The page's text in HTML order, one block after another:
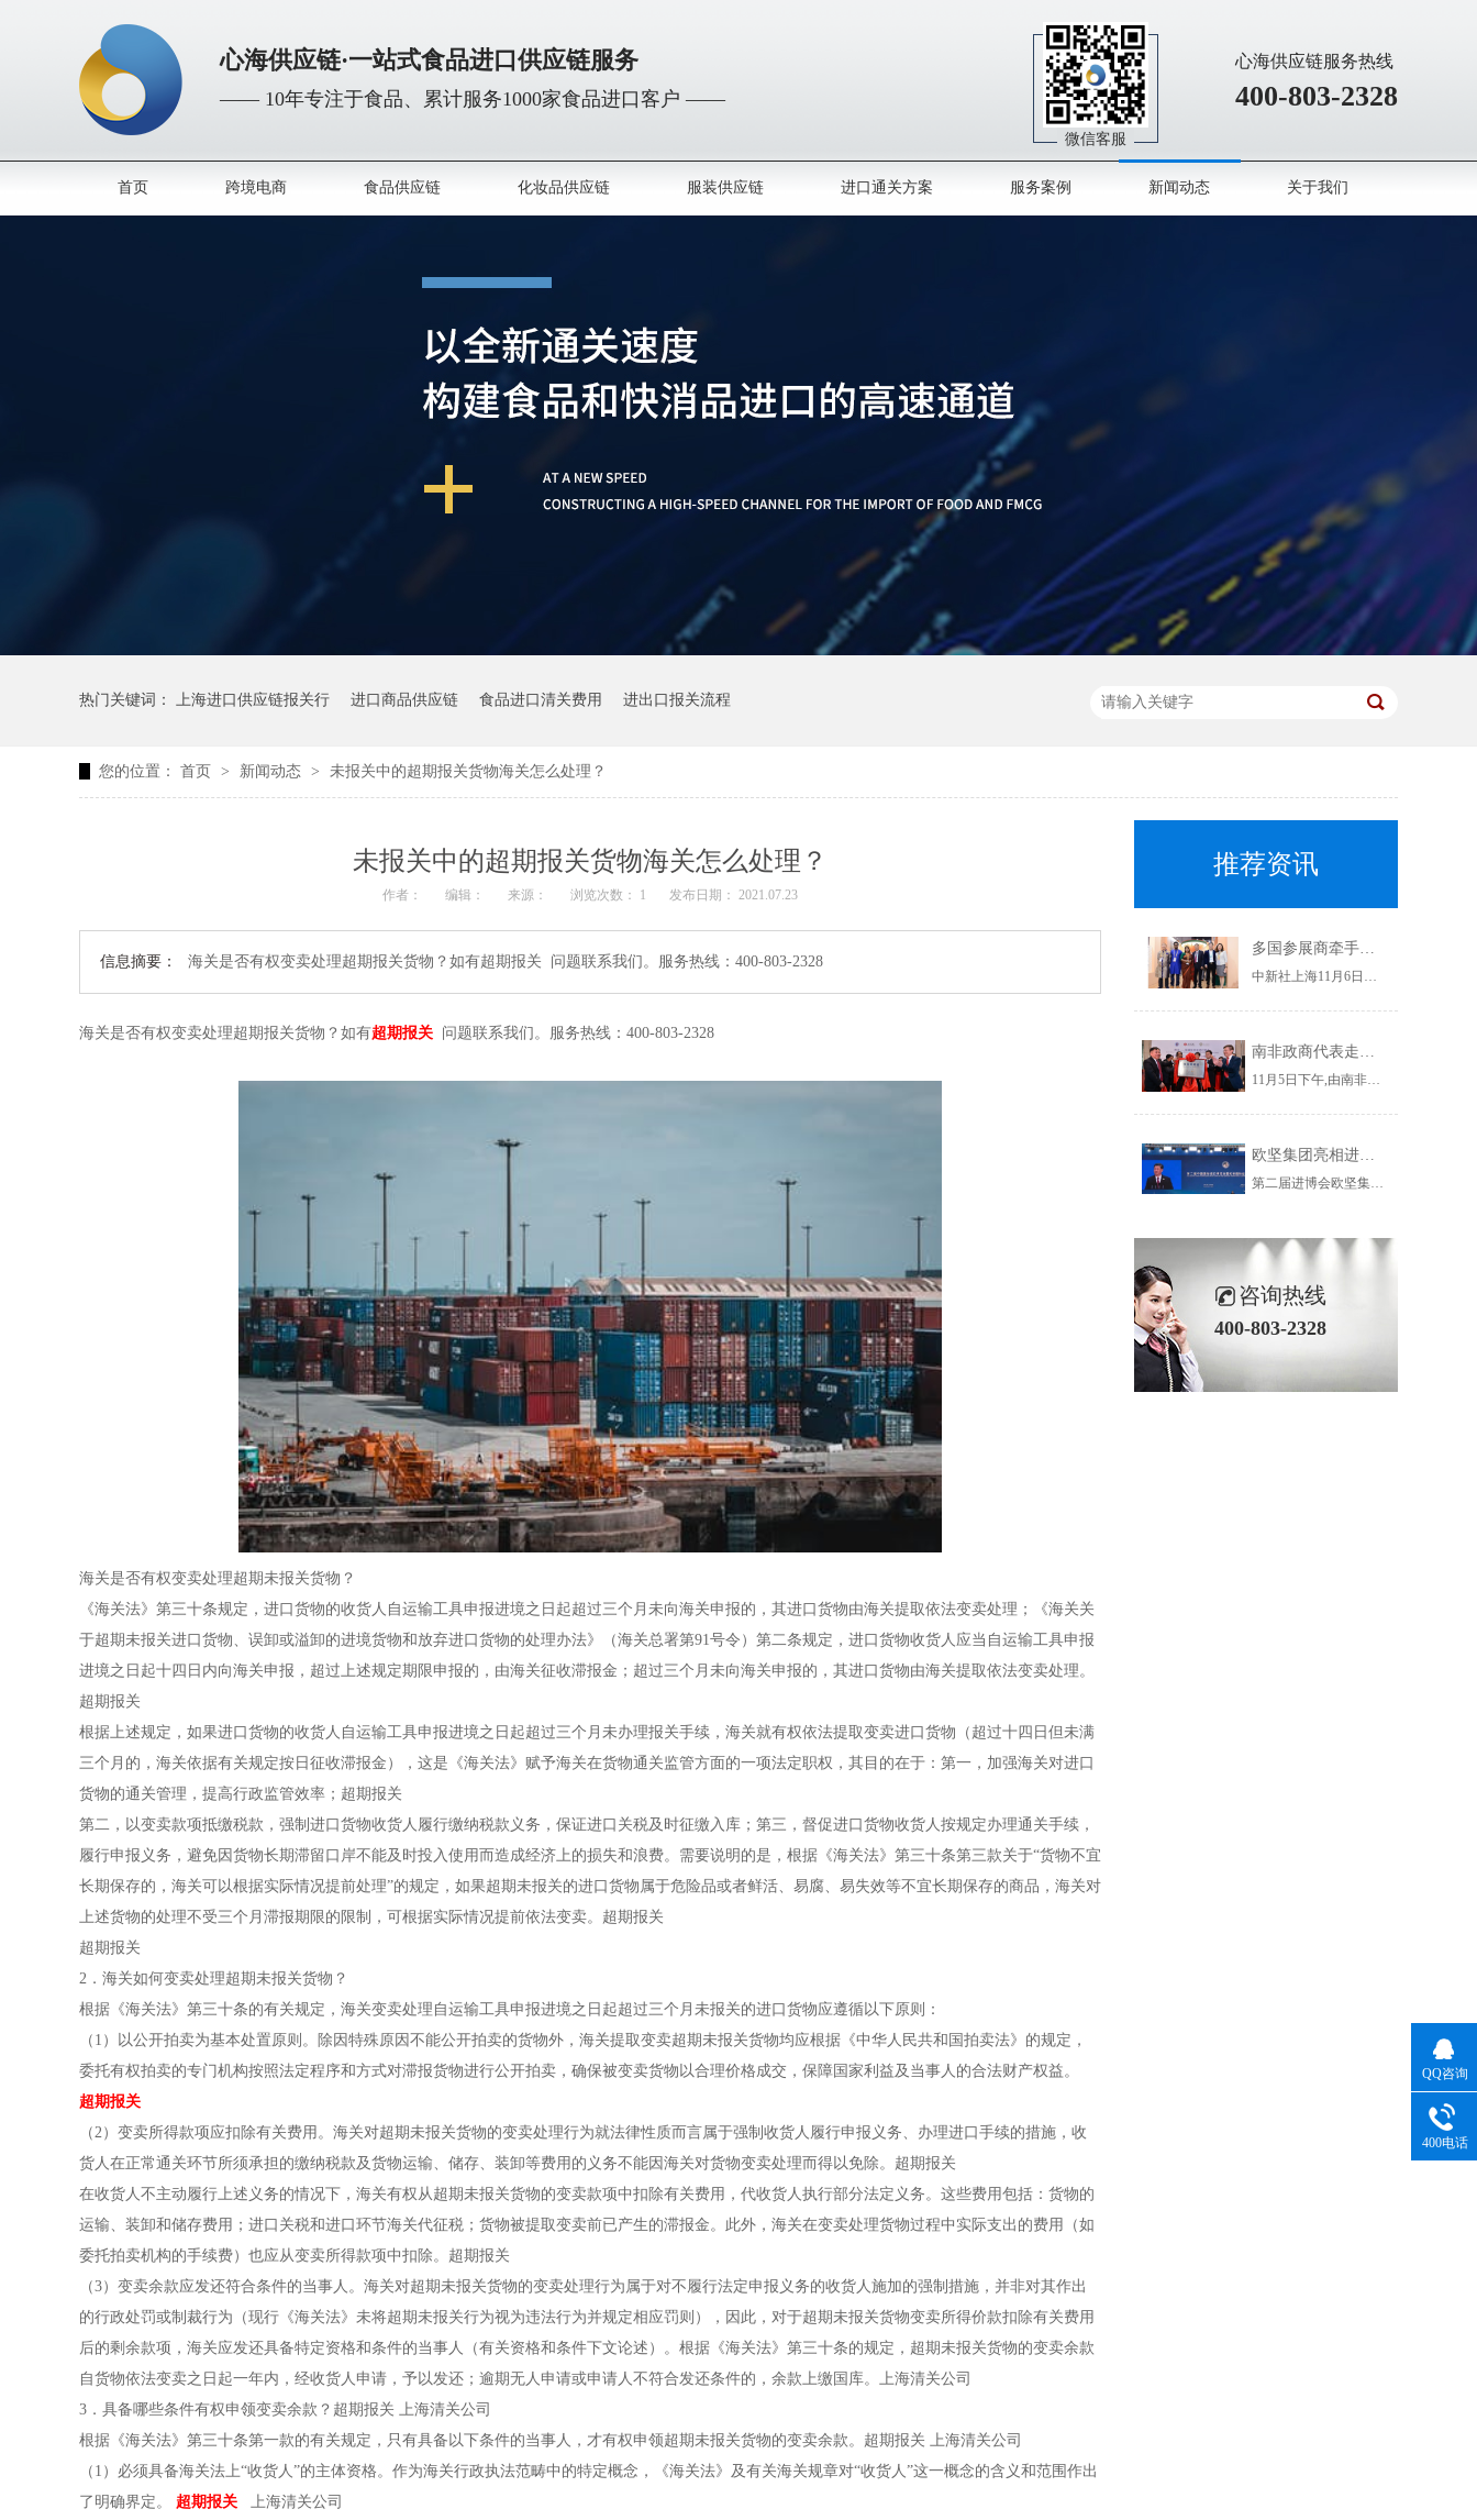
心海供应链·一站式食品进口供应链服务
—— 10年专注于食品、累计服务1000家食品进口客户 ——
微信客服
心海供应链服务热线
400-803-2328
首页 跨境电商 食品供应链 化妆品供应链 服装供应链 进口通关方案 服务案例 新闻动态 关于我们
热门关键词： 上海进口供应链报关行 进口商品供应链 食品进口清关费用 进出口报关流程
您的位置： 首页 > 新闻动态 > 未报关中的超期报关货物海关怎么处理？
未报关中的超期报关货物海关怎么处理？
作者： 编辑： 来源： 浏览次数： 1 发布日期： 2021.07.23
信息摘要： 海关是否有权变卖处理超期报关货物？如有超期报关 问题联系我们。服务热线：400-803-2328
海关是否有权变卖处理超期报关货物？如有超期报关 问题联系我们。服务热线：400-803-2328
海关是否有权变卖处理超期未报关货物？
《海关法》第三十条规定，进口货物的收货人自运输工具申报进境之日起超过三个月未向海关申报的，其进口货物由海关提取依法变卖处理；《海关关
于超期未报关进口货物、误卸或溢卸的进境货物和放弃进口货物的处理办法》（海关总署第91号令）第二条规定，进口货物收货人应当自运输工具申报
进境之日起十四日内向海关申报，超过上述规定期限申报的，由海关征收滞报金；超过三个月未向海关申报的，其进口货物由海关提取依法变卖处理。
超期报关
根据上述规定，如果进口货物的收货人自运输工具申报进境之日起超过三个月未办理报关手续，海关就有权依法提取变卖进口货物（超过十四日但未满
三个月的，海关依据有关规定按日征收滞报金），这是《海关法》赋予海关在货物通关监管方面的一项法定职权，其目的在于：第一，加强海关对进口
货物的通关管理，提高行政监管效率；超期报关
第二，以变卖款项抵缴税款，强制进口货物收货人履行缴纳税款义务，保证进口关税及时征缴入库；第三，督促进口货物收货人按规定办理通关手续，
履行申报义务，避免因货物长期滞留口岸不能及时投入使用而造成经济上的损失和浪费。需要说明的是，根据《海关法》第三十条第三款关于“货物不宜
长期保存的，海关可以根据实际情况提前处理”的规定，如果超期未报关的进口货物属于危险品或者鲜活、易腐、易失效等不宜长期保存的商品，海关对
上述货物的处理不受三个月滞报期限的限制，可根据实际情况提前依法变卖。超期报关
超期报关
2．海关如何变卖处理超期未报关货物？
根据《海关法》第三十条的有关规定，海关变卖处理自运输工具申报进境之日起超过三个月未报关的进口货物应遵循以下原则：
（1）以公开拍卖为基本处置原则。除因特殊原因不能公开拍卖的货物外，海关提取变卖超期未报关货物均应根据《中华人民共和国拍卖法》的规定，
委托有权拍卖的专门机构按照法定程序和方式对滞报货物进行公开拍卖，确保被变卖货物以合理价格成交，保障国家利益及当事人的合法财产权益。
超期报关
（2）变卖所得款项应扣除有关费用。海关对超期未报关货物的变卖处理行为就法律性质而言属于强制收货人履行申报义务、办理进口手续的措施，收
货人在正常通关环节所须承担的缴纳税款及货物运输、储存、装卸等费用的义务不能因海关对货物变卖处理而得以免除。超期报关
在收货人不主动履行上述义务的情况下，海关有权从超期未报关货物的变卖款项中扣除有关费用，代收货人执行部分法定义务。这些费用包括：货物的
运输、装卸和储存费用；进口关税和进口环节海关代征税；货物被提取变卖前已产生的滞报金。此外，海关在变卖处理货物过程中实际支出的费用（如
委托拍卖机构的手续费）也应从变卖所得款项中扣除。超期报关
（3）变卖余款应发还符合条件的当事人。海关对超期未报关货物的变卖处理行为属于对不履行法定申报义务的收货人施加的强制措施，并非对其作出
的行政处罚或制裁行为（现行《海关法》未将超期未报关行为视为违法行为并规定相应罚则），因此，对于超期未报关货物变卖所得价款扣除有关费用
后的剩余款项，海关应发还具备特定资格和条件的当事人（有关资格和条件下文论述）。根据《海关法》第三十条的规定，超期未报关货物的变卖余款
自货物依法变卖之日起一年内，经收货人申请，予以发还；逾期无人申请或申请人不符合发还条件的，余款上缴国库。上海清关公司
3．具备哪些条件有权申领变卖余款？超期报关 上海清关公司
根据《海关法》第三十条第一款的有关规定，只有具备以下条件的当事人，才有权申领超期未报关货物的变卖余款。超期报关 上海清关公司
（1）必须具备海关法上“收货人”的主体资格。作为海关行政执法范畴中的特定概念，《海关法》及有关海关规章对“收货人”这一概念的含义和范围作出
了明确界定。
超期报关
上海清关公司
推荐资讯
多国参展商牵手上海杨浦企业 推动优质特色产品进入中国市场
中新社上海11月6日电(记者陈静)正在举行的第二届进博会上，上海交易团杨浦交易分团6日集中与7家参展商签约，6个采购订单落地。
11月5日下午,由南非小企业发展部副部长玛丽·卡帕女士带队,南部非洲上海工商联谊总会组织南非政府官员、企业家、华人华侨社团成员一行53人到访杨浦区,参加“南非—杨浦投资促进对接会暨南非贸易港上海运营中心揭牌仪式”并参观了欧坚集团。
欧坚集团亮相进博会虹桥国际经济论坛看全球贸易新趋势
第二届进博会欧坚集团旗下欣海国际报关集团有限公司在服务贸易展区1.1B9-07为您服务！欢迎您的莅临,我们不见不散~
咨询热线
400-803-2328
QQ咨询
400电话